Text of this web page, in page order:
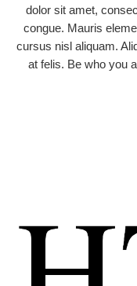
dolor sit amet,
congue. Mauris
cursus nisl aliquam.
at felis. Be who you